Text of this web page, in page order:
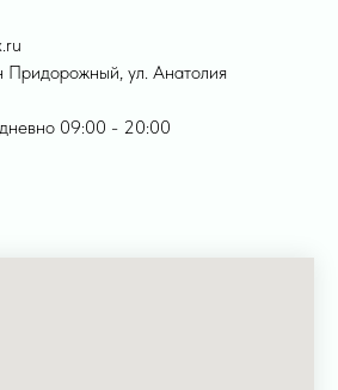
Придорожный, ул. Анатолия
09:00 - 20:00